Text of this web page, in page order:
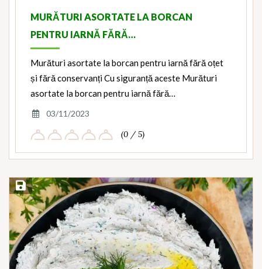
MURĂTURI ASORTATE LA BORCAN
PENTRU IARNĂ FĂRĂ…
Murături asortate la borcan pentru iarnă fără oțet
și fără conservanți Cu siguranță aceste Murături
asortate la borcan pentru iarnă fără…
03/11/2023
(0 / 5)
Save Recipe